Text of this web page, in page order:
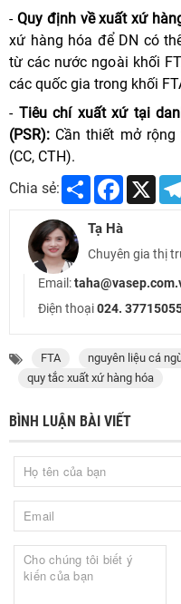
-Quy định về xuất xứ
xứ hàng hóa để DN có
từ các nước ngoài khối
các quốc gia trong khối
- Tiêu chí xuất xứ tại
(PSR): Cần thiết mở
(CC, CTH).
Chia sẻ:
Share Facebook
X
Tạ Hà
Chuyên gia thị
Email:
Điện thoại024.
FTA nguyên liệu cá
quy tắc xuất xứ hàng hóa
BÌNH LUẬN BÀI VIẾT